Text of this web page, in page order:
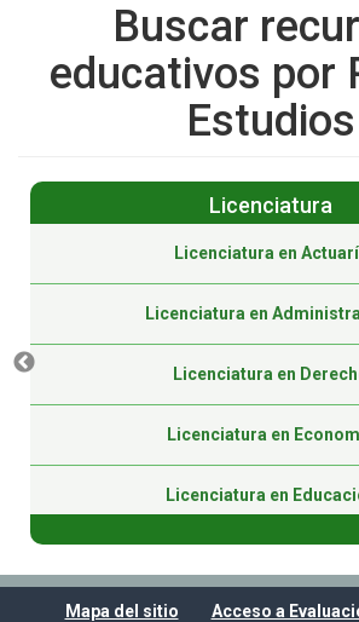
Buscar
educativos por
Estudios
Licenciatura
Licenciatura en
Licenciatura en
Licenciatura en
Licenciatura en
Licenciatura en
Licenciatura en Gestión
Mapa del sitio Acceso a